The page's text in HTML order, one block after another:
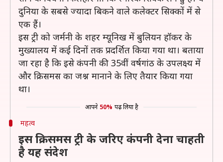
दुनिया के सबसे ज्यादा बिकने वाले कलेक्टर सिक्कों में से
एक हैं।
इस ट्री को जर्मनी के शहर म्यूनिख में बुलियन हॉकर के
मुख्यालय में कई दिनों तक प्रदर्शित किया गया था। बताया
जा रहा है कि इसे कंपनी की 35वीं वर्षगांठ के उपलक्ष्य में
और क्रिसमस का जश्न मानाने के लिए तैयार किया गया
था।
आपने 50% पढ़ लिया है
महत्व
इस क्रिसमस ट्री के जरिए कंपनी देना चाहती
है यह संदेश